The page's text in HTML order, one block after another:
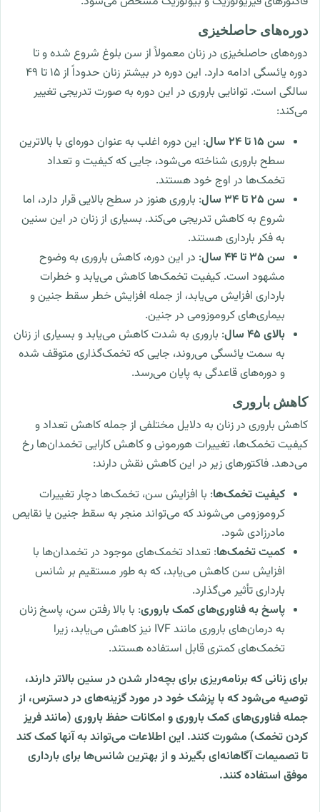
دوره‌های حاصلخیزی
دوره‌های حاصلخیزی در زنان معمولاً از سن بلوغ شروع شده و تا
دوره یائسگی ادامه دارد. این دوره در بیشتر زنان حدوداً از ۱۵ تا ۴۹
سالگی است. توانایی باروری در این دوره به صورت تدریجی تغییر
می‌کند:
سن ۱۵ تا ۲۴ سال
: این دوره اغلب به عنوان دوره‌ای با بالاترین
سطح باروری شناخته می‌شود، جایی که کیفیت و تعداد
تخمک‌ها در اوج خود هستند.
سن ۲۵ تا ۳۴ سال
: باروری هنوز در سطح بالایی قرار دارد، اما
شروع به کاهش تدریجی می‌کند. بسیاری از زنان در این سنین
به فکر بارداری هستند.
سن ۳۵ تا ۴۴ سال
: در این دوره، کاهش باروری به وضوح
مشهود است. کیفیت تخمک‌ها کاهش می‌یابد و خطرات
بارداری افزایش می‌یابد، از جمله افزایش خطر سقط جنین و
بیماری‌های کروموزومی در جنین.
بالای ۴۵ سال
: باروری به شدت کاهش می‌یابد و بسیاری از زنان
به سمت یائسگی می‌روند، جایی که تخمک‌گذاری متوقف شده
و دوره‌های قاعدگی به پایان می‌رسد.
کاهش باروری
کاهش باروری در زنان به دلایل مختلفی از جمله کاهش تعداد و
کیفیت تخمک‌ها، تغییرات هورمونی و کاهش کارایی تخمدان‌ها رخ
می‌دهد. فاکتورهای زیر در این کاهش نقش دارند:
کیفیت تخمک‌ها: با افزایش سن، تخمک‌ها دچار تغییرات
کروموزومی می‌شوند که می‌تواند منجر به سقط جنین یا نقایص
مادرزادی شود.
کمیت تخمک‌ها: تعداد تخمک‌های موجود در تخمدان‌ها با
افزایش سن کاهش می‌یابد، که به طور مستقیم بر شانس
بارداری تأثیر می‌گذارد.
پاسخ به فناوری‌های کمک باروری: با بالا رفتن سن، پاسخ زنان
به درمان‌های باروری مانند IVF نیز کاهش می‌یابد، زیرا
تخمک‌های کمتری قابل استفاده هستند.
برای زنانی که برنامه‌ریزی برای بچه‌دار شدن در سنین بالاتر دارند،
توصیه می‌شود که با پزشک خود در مورد گزینه‌های در دسترس، از
جمله فناوری‌های کمک باروری و امکانات حفظ باروری (مانند فریز
کردن تخمک) مشورت کنند. این اطلاعات می‌تواند به آنها کمک کند
تا تصمیمات آگاهانه‌ای بگیرند و از بهترین شانس‌ها برای بارداری
موفق استفاده کنند.